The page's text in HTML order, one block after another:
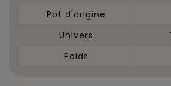
Pot d'origine
Univers
Poids